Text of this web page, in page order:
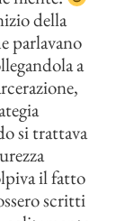
della
parlavano
a
si trattava
il fatto
scritti